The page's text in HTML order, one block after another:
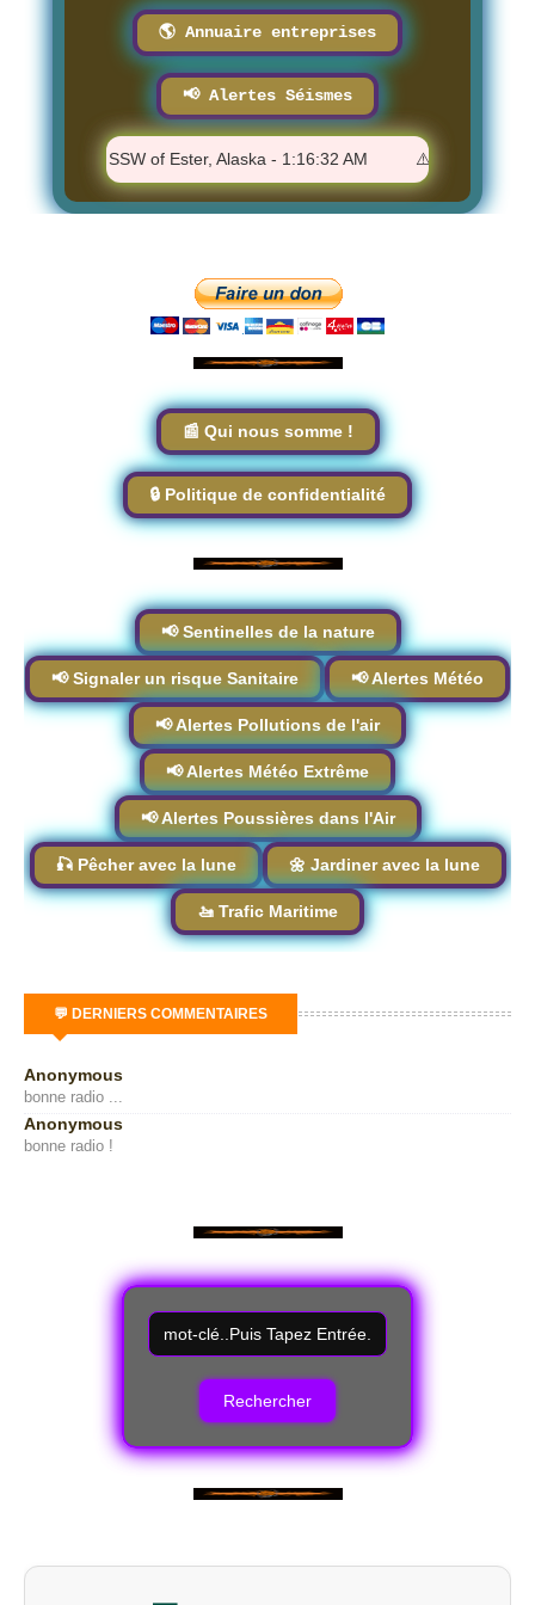
🌎 Annuaire entreprises
📢 Alertes Séismes
- 31 km SSW of Ester, Alaska - 1:16:32 AM ⚠️ M 4.9 - 237
📰 Qui nous somme !
🔒 Politique de confidentialité
📢 Sentinelles de la nature
📢 Signaler un risque Sanitaire 📢 Alertes Météo
📢 Alertes Pollutions de l'air
📢 Alertes Météo Extrême
📢 Alertes Poussières dans l'Air
🎣 Pêcher avec la lune 🌼 Jardiner avec la lune
🚤 Trafic Maritime
💬 DERNIERS COMMENTAIRES
Anonymous
bonne radio ...
Anonymous
bonne radio !
R
e
c
n